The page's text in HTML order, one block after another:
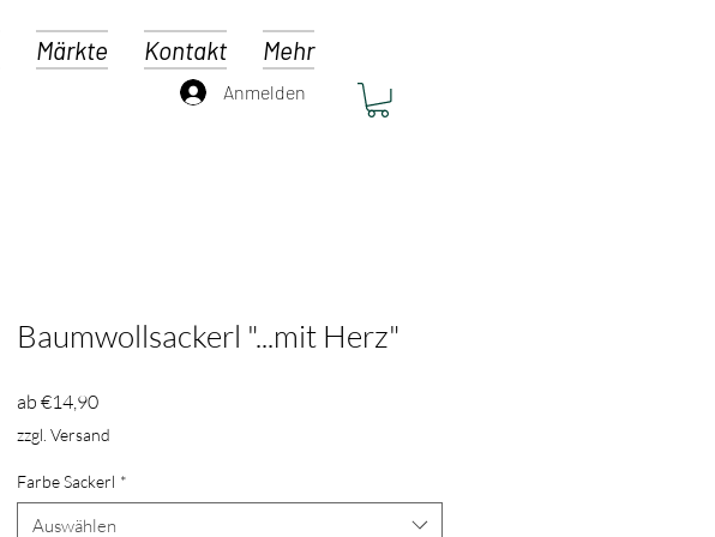
Märkte Kontakt Mehr
Anmelden
Baumwollsackerl "...mit Herz"
ab €14,90Sale-
Preis
zzgl. Versand
Farbe Sackerl *
Auswählen